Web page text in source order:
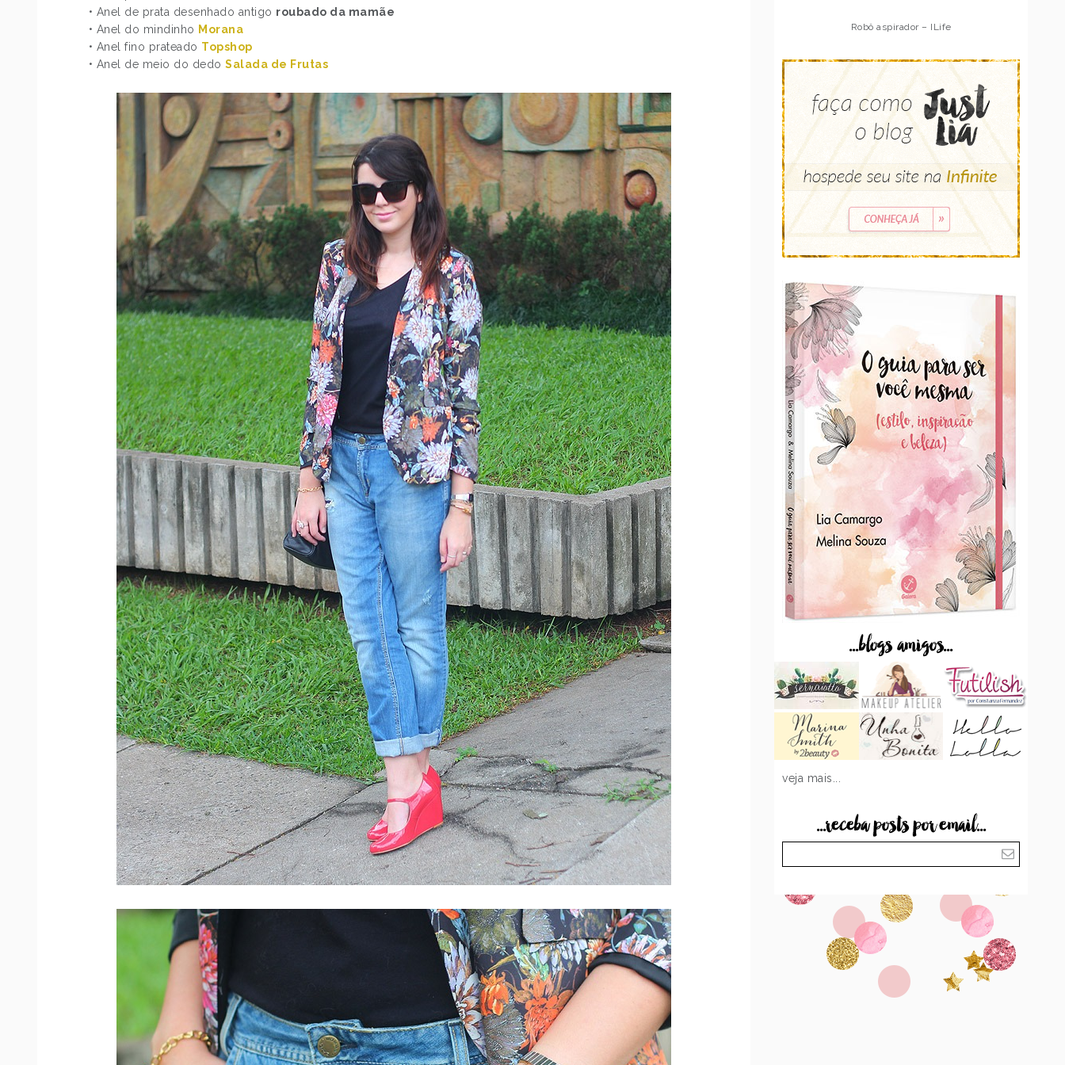
• Anel de prata desenhado antigo roubado da mamãe
• Anel do mindinho Morana
• Anel fino prateado Topshop
• Anel de meio do dedoSalada de Frutas
Robô aspirador – Multilaser
...blogs amigos...
veja mais...
...receba posts por email...